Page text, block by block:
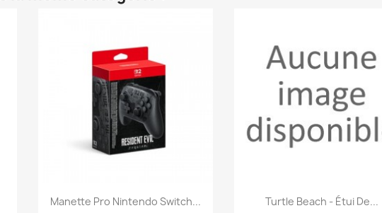
 Aperçu rapide
Manette Pro Nintendo Switch... Aperçu rapide
Turtle Beach - Étui De...